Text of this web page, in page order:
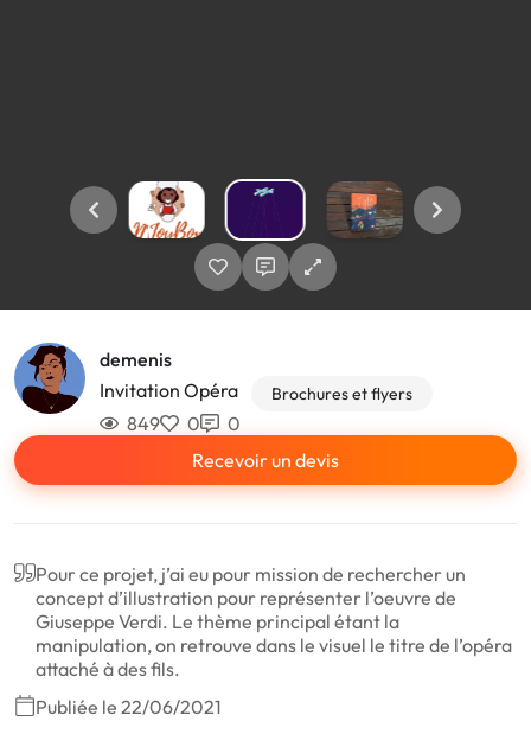
demenis
Invitation Opéra
Brochures et flyers
849 0
0
Recevoir un devis
Pour ce projet, j’ai eu pour mission de rechercher un
concept d’illustration pour représenter l’oeuvre de
Giuseppe Verdi. Le thème principal étant la
manipulation, on retrouve dans le visuel le titre de l’opéra
attaché à des fils.
Publiée le 22/06/2021